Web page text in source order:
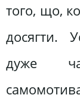
того, що,
досягти.
дуже